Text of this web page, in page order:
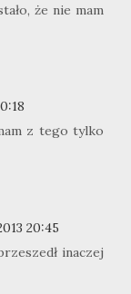
że nie mam
z tego tylko
20:45
inaczej